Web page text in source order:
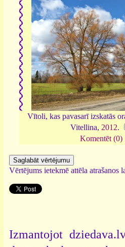
Vītoli, kas pavasarī izskatās
Vitellina, 2012.
Komentēt (0)
Vērtējums ietekmē attēla atrašanos
Izmantojot